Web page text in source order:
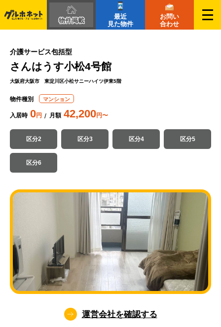
物件掲載
最近
見た物件
お問い
合わせ
介護サービス包括型
さんはうす小松4号館
大阪府大阪市 東淀川区小松サニーハイツ伊東5階
物件種別 マンション
入居時 0円 月額 42,200円〜
区分2 区分3 区分4 区分5
区分6
運営会社を確認する